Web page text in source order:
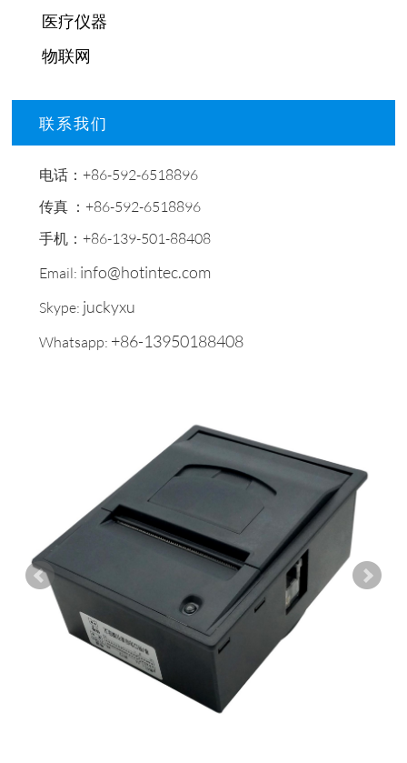
医疗仪器
物联网
联系我们
电话：+86-592-6518896
传真 ：+86-592-6518896
手机：+86-139-501-88408
Email: info@hotintec.com
Skype: juckyxu
Whatsapp: +86-13950188408